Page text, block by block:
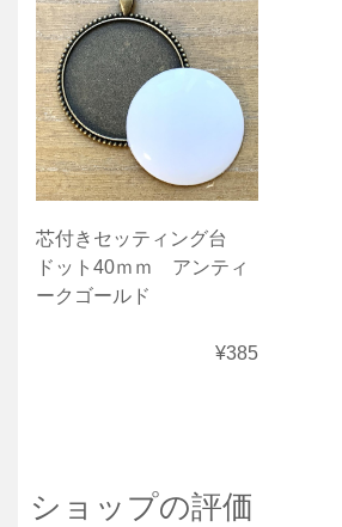
芯付きセッティング台
ドット40ｍｍ アンティ
ークゴールド
¥385
ショップの評価